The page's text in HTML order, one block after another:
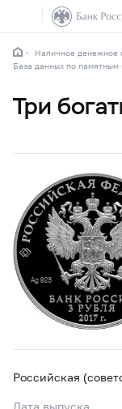
Наличное денежное
База данных по
Три
Российская
Дата выпуска